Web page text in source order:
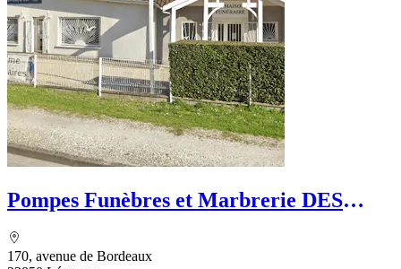
Pompes Funèbres et Marbrerie DES
170, avenue de Bordeaux